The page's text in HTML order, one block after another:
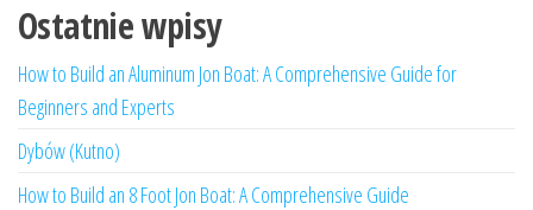
Ostatnie wpisy
How to Build an Aluminum Jon Boat: A Comprehensive Guide for
Beginners and Experts
Dybów (Kutno)
How to Build an 8 Foot Jon Boat: A Comprehensive Guide